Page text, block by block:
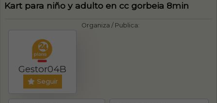
Kart para niño y adulto en cc gorbeia 8min
Organiza / Publica:
Gestor04B
Seguir